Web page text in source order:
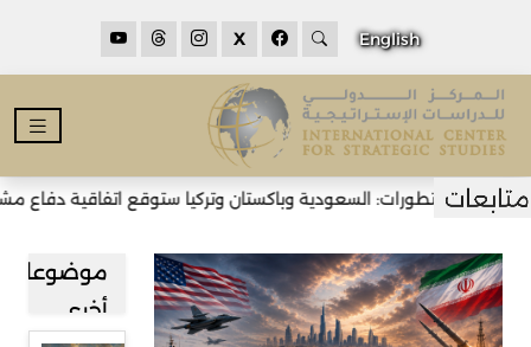
English
X
التطورات: السعودية وباكستان وتركيا ستوقع اتفاقية دفاع
موضوعات
أخرى